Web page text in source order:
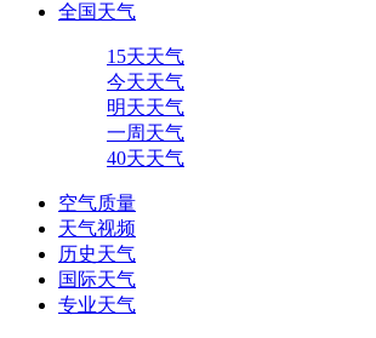
全国天气
15天天气
今天天气
明天天气
一周天气
40天天气
空气质量
天气视频
历史天气
国际天气
专业天气